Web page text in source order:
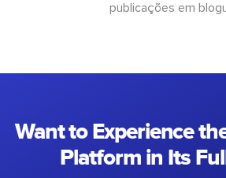
publicações em
Want to Experience
Platform in Its